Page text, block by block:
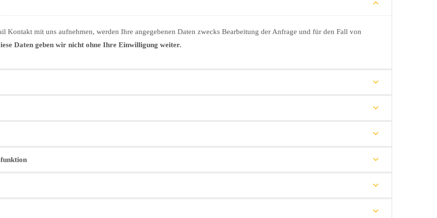
Kontakt mit uns aufnehmen, werden Ihre angegebenen Daten zwecks Bearbeitung der Anfrage und für den Fall von
Daten geben wir nicht ohne Ihre Einwilligung weiter.